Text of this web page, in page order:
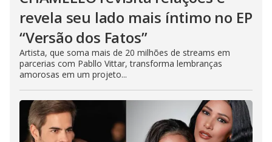
revela seu lado mais íntimo no EP
“Versão dos Fatos”
Artista, que soma mais de 20 milhões de streams em
parcerias com Pabllo Vittar, transforma lembranças
amorosas em um projeto...